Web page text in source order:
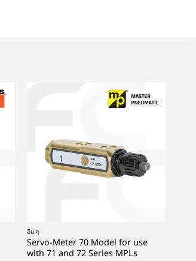
อื่นๆ
Servo-Meter 70 Model for use
with 71 and 72 Series MPLs